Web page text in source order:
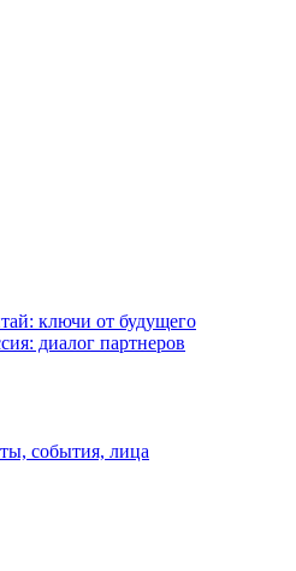
ключи от будущего
диалог партнеров
события, лица